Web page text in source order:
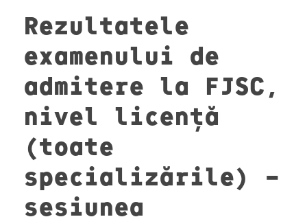
Rezultatele
examenului de
admitere la FJSC,
nivel licență
(toate
specializările) –
sesiunea